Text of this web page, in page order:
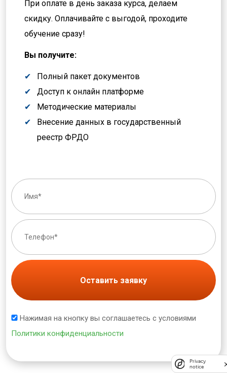
При оплате в день заказа курса, делаем
скидку. Оплачивайте с выгодой, проходите
обучение сразу!
Вы получите:
Полный пакет документов
Доступ к онлайн платформе
Методические материалы
Внесение данных в государственный
реестр ФРДО
Оставить заявку
Нажимая на кнопку вы соглашаетесь с условиями
Политики конфиденциальности
Privacy
notice